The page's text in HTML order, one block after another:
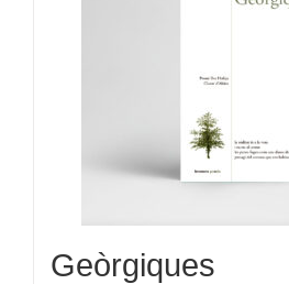
Geòrgiques